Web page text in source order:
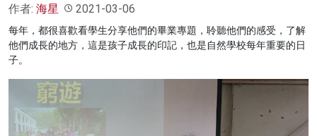
作者: 海星 2021-03-06
每年，都很喜歡看學生分享他們的畢業專題，聆聽他們的感受，了解
他們成長的地方，這是孩子成長的印記，也是自然學校每年重要的日
子。